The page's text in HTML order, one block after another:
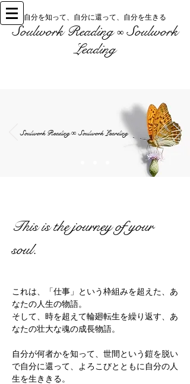
自分を知って、自分に還って、自分を生きる
Soulwork Reading∞Soulwork
Leading
Soulwork Reading∞ Soulwork Learding
This is the journey of your
soul.
これは、「仕事」という枠組みを超えた、あ
なたの人生の物語。
そして、時を超えて輪廻転生を繰り返す、あ
なたの壮大な魂の成長物語。
自分が何者かを知って、世間という鎧を脱い
で自分に還って、よろこびとともに自分の人
生を生ききる。